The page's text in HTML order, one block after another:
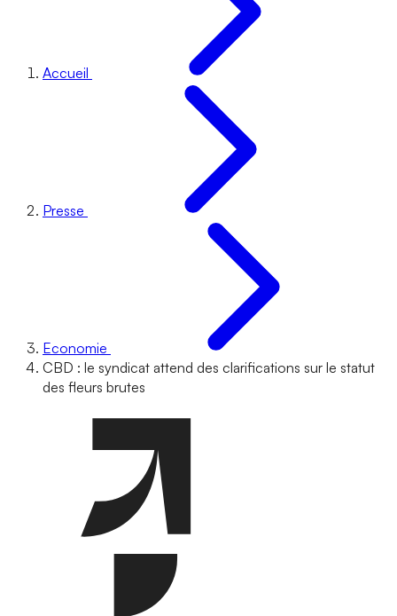
Accueil
Presse
Economie
CBD : le syndicat attend des clarifications sur le statut
des fleurs brutes